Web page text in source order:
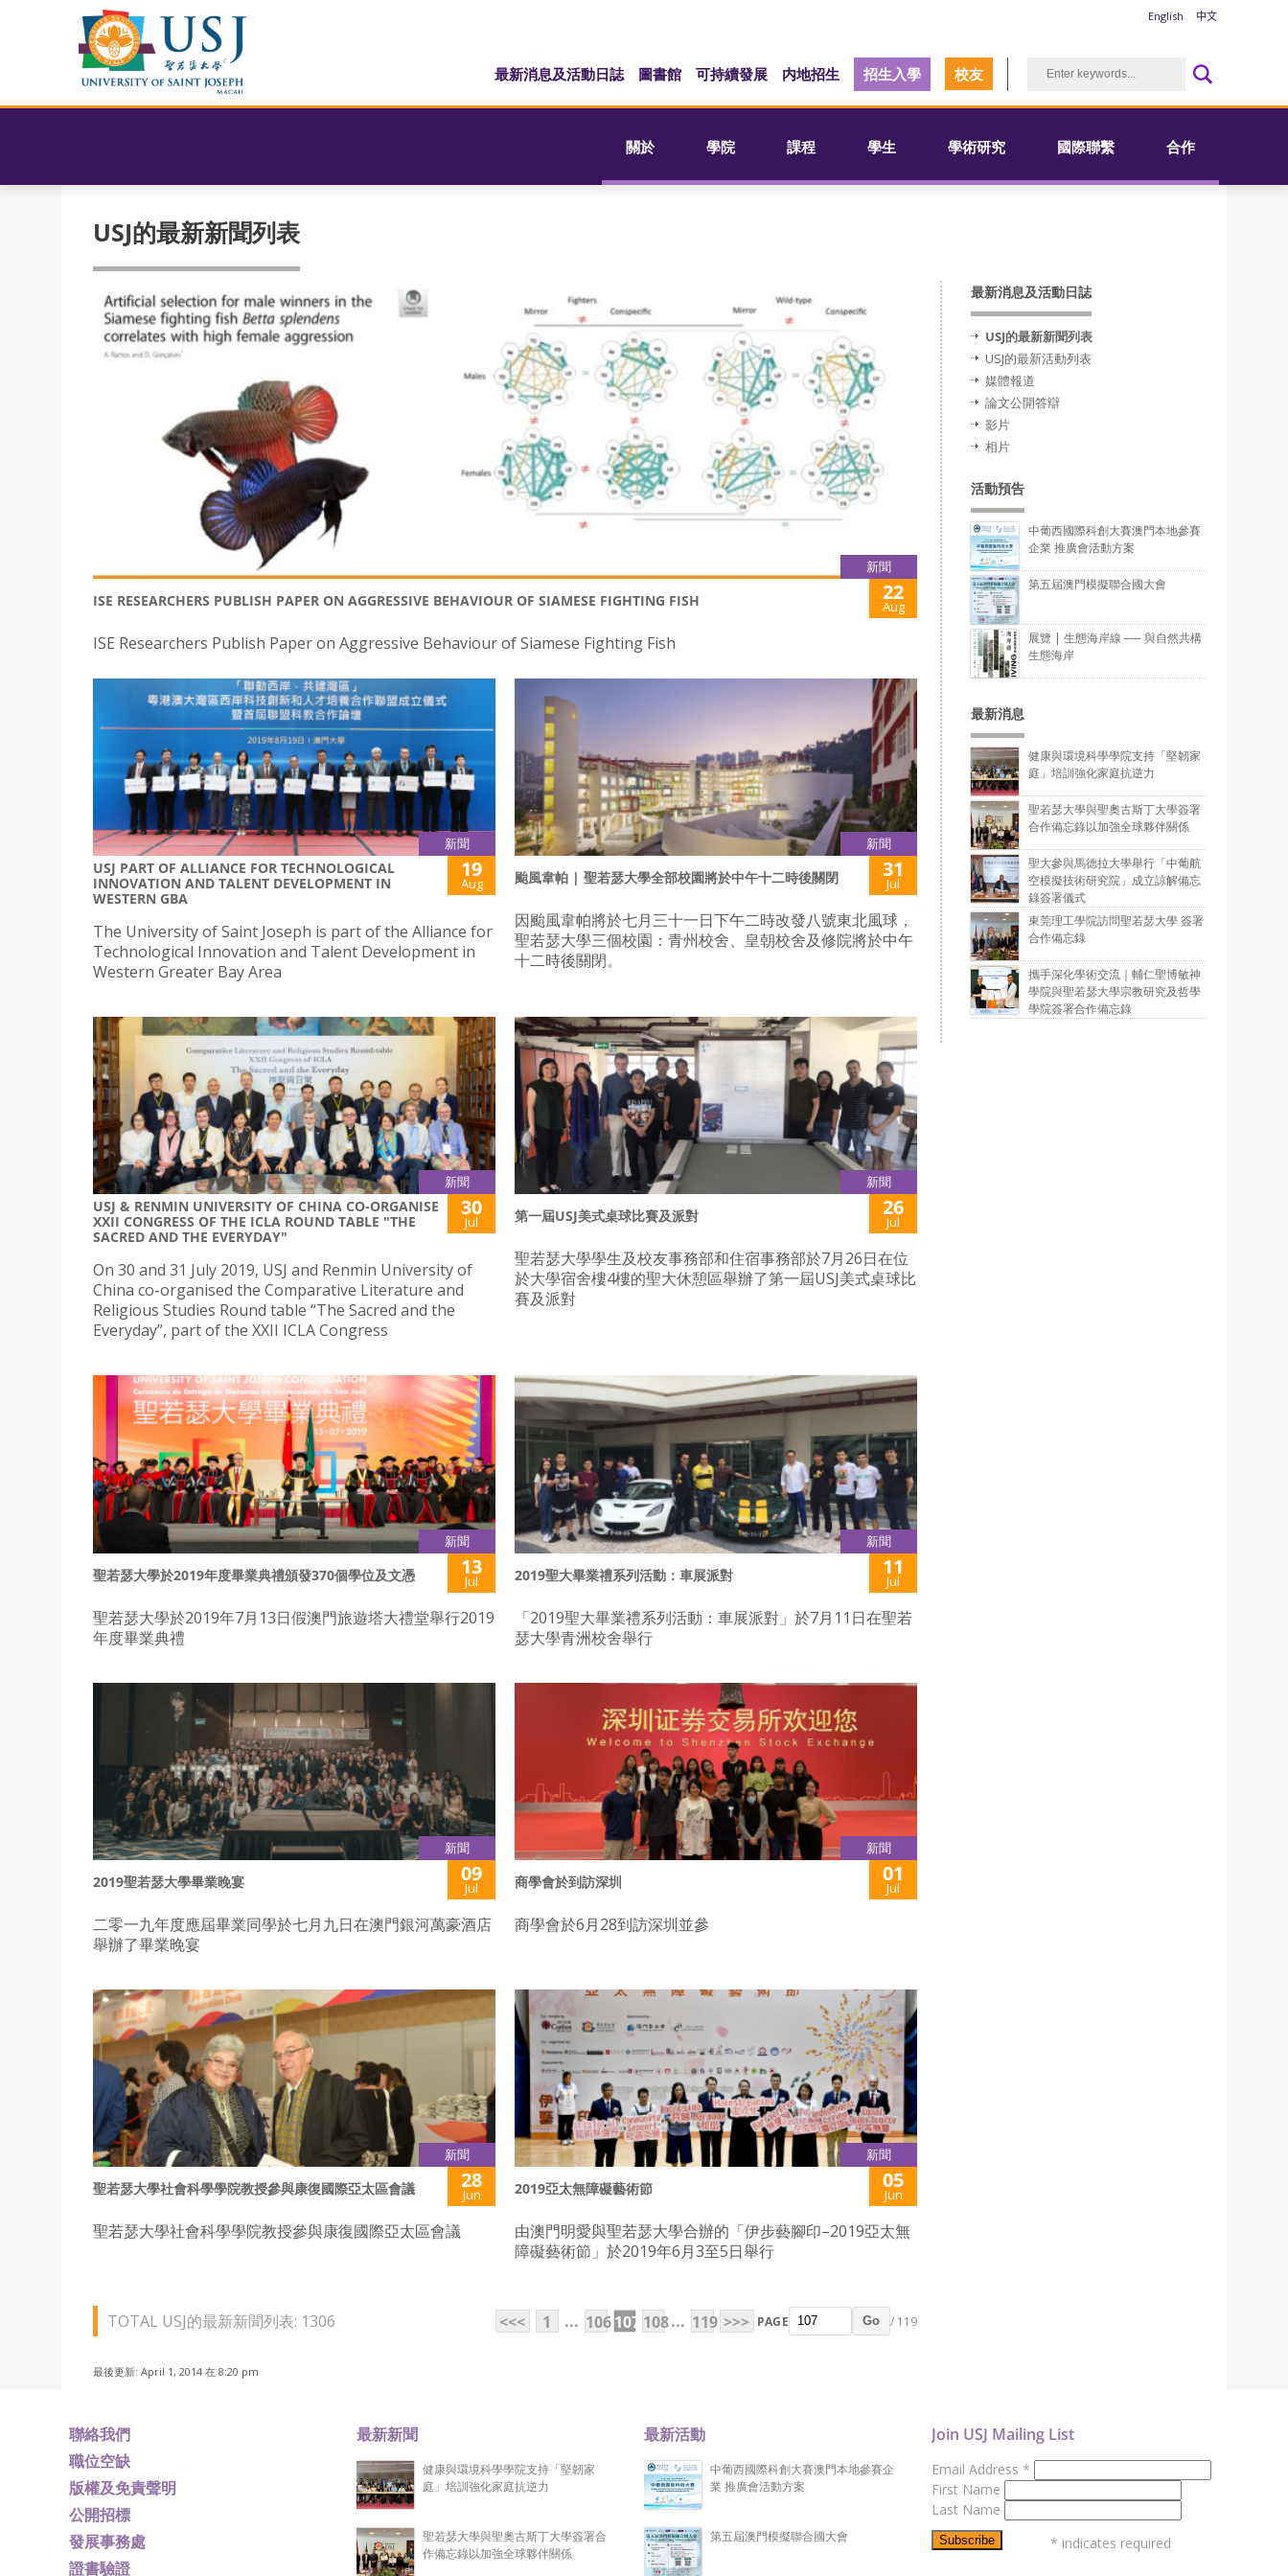
English 中文
最新消息及活動日誌 圖書館 可持續發展 内地招生 招生入學 校友
關於 學院 課程 學生 學術研究 國際聯繫 合作
USJ的最新新聞列表
新聞
ISE RESEARCHERS PUBLISH PAPER ON AGGRESSIVE BEHAVIOUR OF SIAMESE FIGHTING FISH 22
Aug
ISE Researchers Publish Paper on Aggressive Behaviour of Siamese Fighting Fish
新聞
USJ PART OF ALLIANCE FOR TECHNOLOGICAL
INNOVATION AND TALENT DEVELOPMENT IN
WESTERN GBA
19
Aug
The University of Saint Joseph is part of the Alliance for
Technological Innovation and Talent Development in
Western Greater Bay Area
新聞
颱風韋帕 | 聖若瑟大學全部校園將於中午十二時後關閉 31
Jul
因颱風韋帕將於七月三十一日下午二時改發八號東北風球，
聖若瑟大學三個校園：青州校舍、皇朝校舍及修院將於中午
十二時後關閉。
新聞
USJ & RENMIN UNIVERSITY OF CHINA CO-ORGANISE
XXII CONGRESS OF THE ICLA ROUND TABLE "THE
SACRED AND THE EVERYDAY"
30
Jul
On 30 and 31 July 2019, USJ and Renmin University of
China co-organised the Comparative Literature and
Religious Studies Round table “The Sacred and the
Everyday”, part of the XXII ICLA Congress
新聞
第一屆USJ美式桌球比賽及派對 26
Jul
聖若瑟大學學生及校友事務部和住宿事務部於7月26日在位
於大學宿舍樓4樓的聖大休憩區舉辦了第一屆USJ美式桌球比
賽及派對
新聞
聖若瑟大學於2019年度畢業典禮頒發370個學位及文憑 13
Jul
聖若瑟大學於2019年7月13日假澳門旅遊塔大禮堂舉行2019
年度畢業典禮
新聞
2019聖大畢業禮系列活動：車展派對 11
Jul
「2019聖大畢業禮系列活動：車展派對」於7月11日在聖若
瑟大學青洲校舍舉行
新聞
2019聖若瑟大學畢業晚宴 09
Jul
二零一九年度應屆畢業同學於七月九日在澳門銀河萬豪酒店
舉辦了畢業晚宴
新聞
商學會於到訪深圳 01
Jul
商學會於6月28到訪深圳並參
新聞
聖若瑟大學社會科學學院教授參與康復國際亞太區會議 28
Jun
聖若瑟大學社會科學學院教授參與康復國際亞太區會議
新聞
2019亞太無障礙藝術節 05
Jun
由澳門明愛與聖若瑟大學合辦的「伊步藝腳印–2019亞太無
障礙藝術節」於2019年6月3至5日舉行
TOTAL USJ的最新新聞列表: 1306 <<< 1 ... 106107 108... 119 >>> PAGE Go / 119
最後更新: April 1, 2014 在 8:20 pm
最新消息及活動日誌
USJ的最新新聞列表
USJ的最新活動列表
媒體報道
論文公開答辯
影片
相片
活動預告
中葡西國際科創大賽澳門本地參賽
企業 推廣會活動方案
第五屆澳門模擬聯合國大會
展覽 | 生態海岸線 ── 與自然共構
生態海岸
最新消息
健康與環境科學學院支持「堅韌家
庭」培訓強化家庭抗逆力
聖若瑟大學與聖奧古斯丁大學簽署
合作備忘錄以加強全球夥伴關係
聖大參與馬德拉大學舉行「中葡航
空模擬技術研究院」成立諒解備忘
錄簽署儀式
東莞理工學院訪問聖若瑟大學 簽署
合作備忘錄
攜手深化學術交流｜輔仁聖博敏神
學院與聖若瑟大學宗教研究及哲學
學院簽署合作備忘錄
聯絡我們
職位空缺
版權及免責聲明
公開招標
發展事務處
證書驗證
最新新聞
健康與環境科學學院支持「堅韌家
庭」培訓強化家庭抗逆力
聖若瑟大學與聖奧古斯丁大學簽署合
作備忘錄以加強全球夥伴關係
最新活動
中葡西國際科創大賽澳門本地參賽企
業 推廣會活動方案
第五屆澳門模擬聯合國大會
Join USJ Mailing List
Email Address *
First Name
Last Name
* indicates required